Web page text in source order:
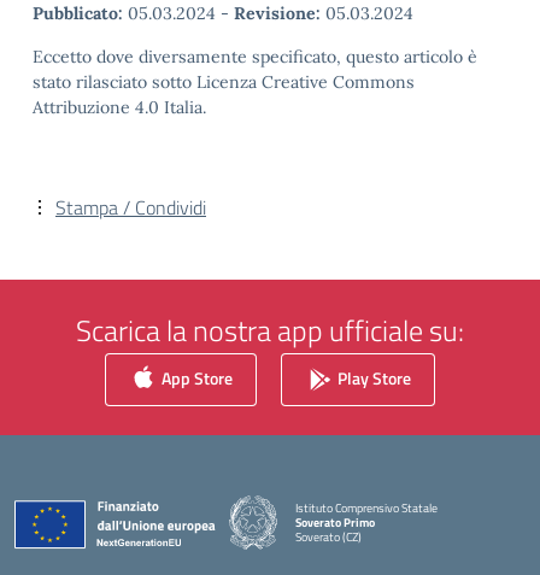
Pubblicato: 05.03.2024 - Revisione: 05.03.2024
Eccetto dove diversamente specificato, questo articolo è
stato rilasciato sotto Licenza Creative Commons
Attribuzione 4.0 Italia.
Stampa / Condividi
Scarica la nostra app ufficiale su:
App Store Play Store
Istituto Comprensivo Statale
Soverato Primo
Soverato (CZ)